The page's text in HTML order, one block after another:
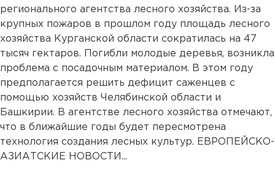
регионального агентства лесного хозяйства. Из-за
крупных пожаров в прошлом году площадь лесного
хозяйства Курганской области сократилась на 47
тысяч гектаров. Погибли молодые деревья, возникла
проблема с посадочным материалом. В этом году
предполагается решить дефицит саженцев с
помощью хозяйств Челябинской области и
Башкирии. В агентстве лесного хозяйства отмечают,
что в ближайшие годы будет пересмотрена
технология создания лесных культур. ЕВРОПЕЙСКО-
АЗИАТСКИЕ НОВОСТИ...